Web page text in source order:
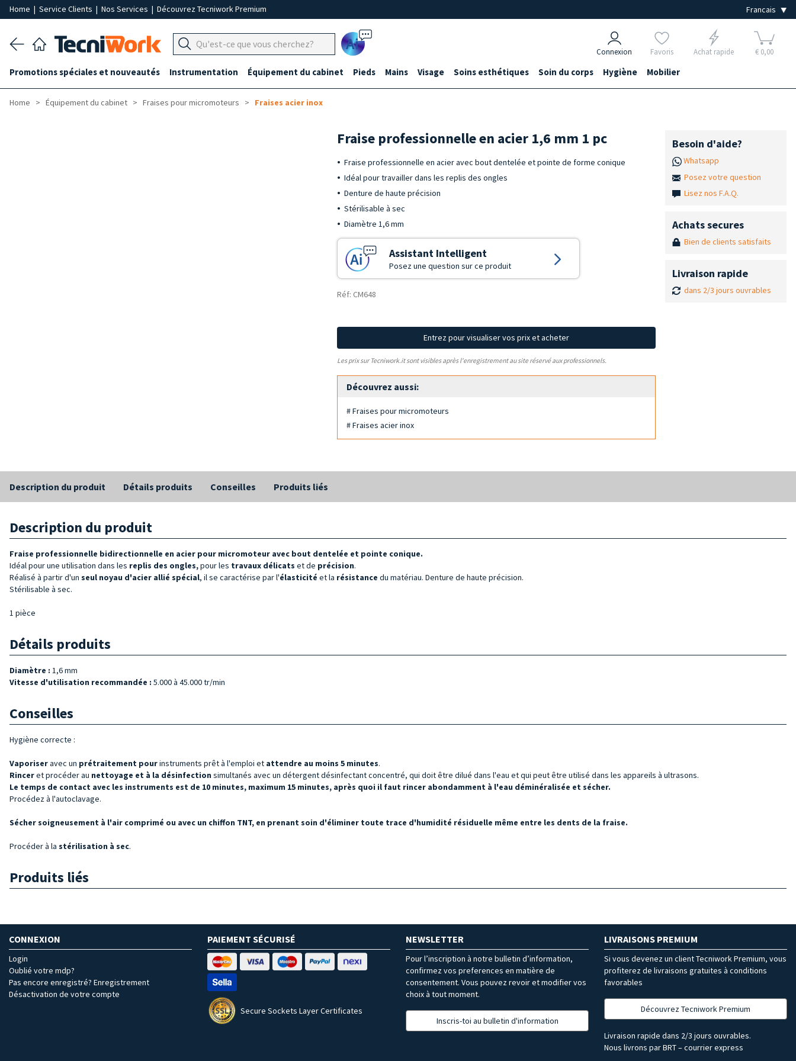
Home | Service Clients | Nos Services | Découvrez Tecniwork Premium
Ai Connexion Favoris Achat rapide € 0,00
Promotions spéciales et nouveautés Instrumentation Équipement du cabinet Pieds Mains Visage Soins esthétiques Soin du corps Hygiène Mobilier
Home Équipement du cabinet Fraises pour micromoteurs Fraises acier inox
Fraise professionnelle en acier 1,6 mm 1 pc
Fraise professionnelle en acier avec bout dentelée et pointe de forme conique
Idéal pour travailler dans les replis des ongles
Denture de haute précision
Stérilisable à sec
Diamètre 1,6 mm
Assistant Intelligent
Posez une question sur ce produit
Réf: CM648
Entrez pour visualiser vos prix et acheter
Les prix sur Tecniwork.it sont visibles après l'enregistrement au site réservé aux professionnels.
Découvrez aussi:
# Fraises pour micromoteurs
# Fraises acier inox
Besoin d'aide?
Whatsapp
Posez votre question
Lisez nos F.A.Q.
Achats secures
Bien de clients satisfaits
Livraison rapide
dans 2/3 jours ouvrables
Description du produit Détails produits Conseilles Produits liés
Description du produit
Fraise professionnelle bidirectionnelle en acier pour micromoteur avec bout dentelée et pointe conique.
Idéal pour une utilisation dans les replis des ongles,pour les travaux délicats et de précision.
Réalisé à partir d'un seul noyau d'acier allié spécial, il se caractérise par l'élasticité et la résistance du matériau. Denture de haute précision.
Stérilisable à sec.
1 pièce
Détails produits
Diamètre : 1,6 mm
Vitesse d'utilisation recommandée : 5.000 à 45.000 tr/min
Conseilles
Hygiène correcte :
Vaporiseravec un prétraitement pourinstruments prêt à l'emploi et attendre au moins 5 minutes.
Rinceret procéder au nettoyage et à la désinfection simultanés avec un détergent désinfectant concentré, qui doit être dilué dans l'eau et qui peut être utilisé dans les appareils à ultrasons.
Le temps de contact avec les instruments est de 10 minutes, maximum 15 minutes, après quoi il faut rincer abondamment à l'eau déminéralisée et sécher.
Procédez à l'autoclavage.
Sécher soigneusement à l'air comprimé ou avec un chiffon TNT, en prenant soin d'éliminer toute trace d'humidité résiduelle même entre les dents de la fraise.
Procéder à la stérilisation à sec.
Produits liés
CONNEXION
Login
Oublié votre mdp?
Pas encore enregistré? Enregistrement
Désactivation de votre compte
PAIEMENT SÉCURISÉ
Secure Sockets Layer Certificates
NEWSLETTER
Pour l’inscription à notre bulletin d’information,
confirmez vos preferences en matière de
consentement. Vous pouvez revoir et modifier vos
choix à tout moment.
Inscris-toi au bulletin d'information
LIVRAISONS PREMIUM
Si vous devenez un client Tecniwork Premium, vous
profiterez de livraisons gratuites à conditions
favorables
Découvrez Tecniwork Premium
Livraison rapide dans 2/3 jours ouvrables.
Nous livrons par BRT – courrier express